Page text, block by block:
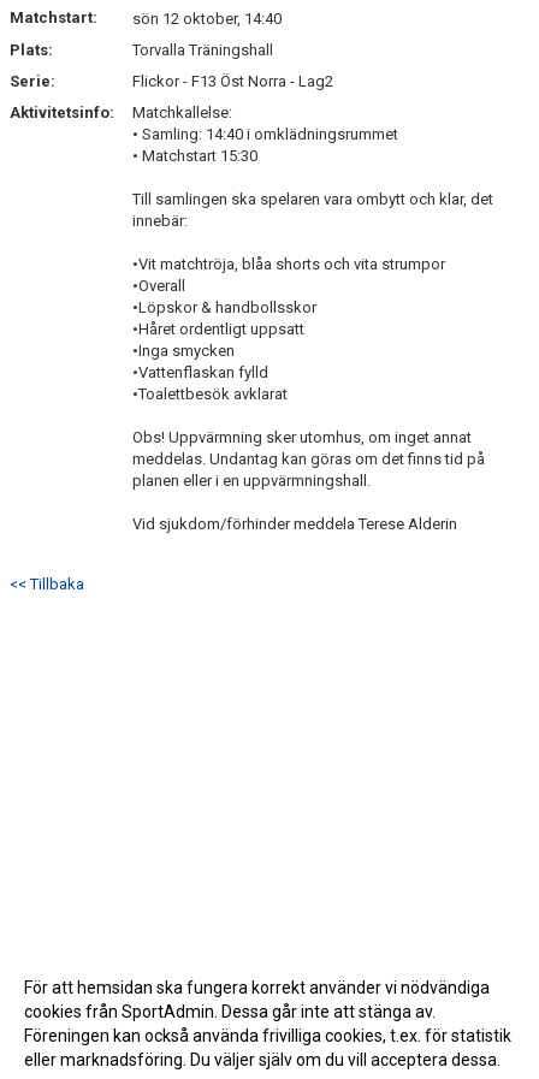
Matchstart:
sön 12 oktober, 14:40
Plats:
Torvalla Träningshall
Serie:
Flickor - F13 Öst Norra - Lag2
Aktivitetsinfo:
Matchkallelse:
• Samling: 14:40 i omklädningsrummet
• Matchstart 15:30
Till samlingen ska spelaren vara ombytt och klar, det
innebär:
•Vit matchtröja, blåa shorts och vita strumpor
•Overall
•Löpskor & handbollsskor
•Håret ordentligt uppsatt
•Inga smycken
•Vattenflaskan fylld
•Toalettbesök avklarat
Obs! Uppvärmning sker utomhus, om inget annat
meddelas. Undantag kan göras om det finns tid på
planen eller i en uppvärmningshall.
Vid sjukdom/förhinder meddela Terese Alderin
<< Tillbaka
För att hemsidan ska fungera korrekt använder vi nödvändiga
cookies från SportAdmin. Dessa går inte att stänga av.
Föreningen kan också använda frivilliga cookies, t.ex. för statistik
eller marknadsföring. Du väljer själv om du vill acceptera dessa.